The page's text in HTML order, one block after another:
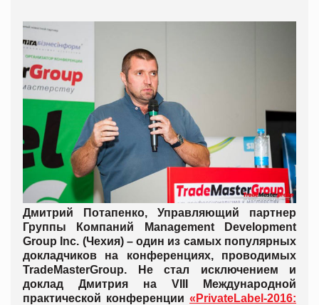
Дмитрий Потапенко, Управляющий партнер
Группы Компаний Management Development
Group Inc. (Чехия) – один из самых популярных
докладчиков на конференциях, проводимых
TradeMasterGroup. Не стал исключением и
доклад Дмитрия на VIII Международной
практической конференции «PrivateLabel-2016: